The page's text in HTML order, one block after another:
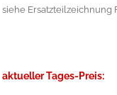
siehe Ersatzteilzeichnung
aktueller Tages-Preis: